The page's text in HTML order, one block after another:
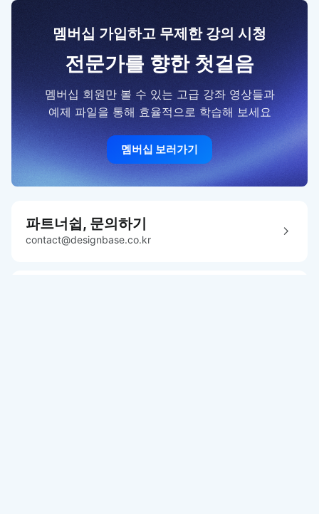
멤버십 가입하고 무제한 강의 시청
전문가를 향한 첫걸음
멤버십 회원만 볼 수 있는 고급 강좌 영상들과
예제 파일을 통해 효율적으로 학습해 보세요
멤버십 보러가기
파트너쉽, 문의하기
contact@designbase.co.kr